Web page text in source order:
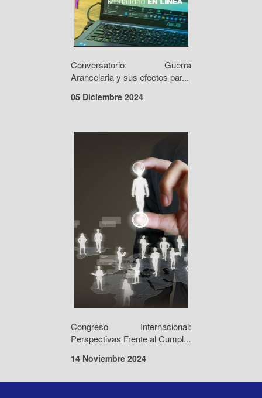
Conversatorio: Guerra
Arancelaria y sus efectos par...
05 Diciembre 2024
Congreso Internacional:
Perspectivas Frente al Cumpl...
14 Noviembre 2024